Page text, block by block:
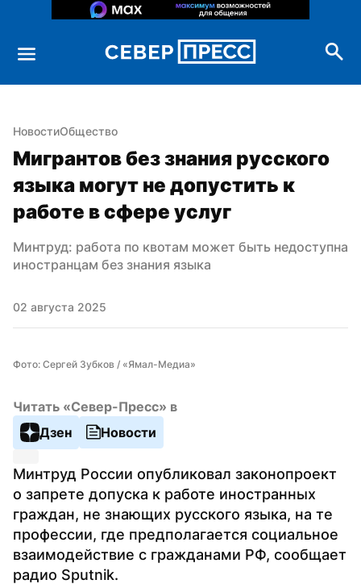
НовостиОбщество
Мигрантов без знания русского
языка могут не допустить к
работе в сфере услуг
Минтруд: работа по квотам может быть недоступна
иностранцам без знания языка
02 августа 2025
Фото: Сергей Зубков / «Ямал-Медиа»
Читать «Север-Пресс» в
Дзен
Новости
Минтруд России опубликовал законопроект
о запрете допуска к работе иностранных
граждан, не знающих русского языка, на те
профессии, где предполагается социальное
взаимодействие с гражданами РФ, сообщает
радио Sputnik.